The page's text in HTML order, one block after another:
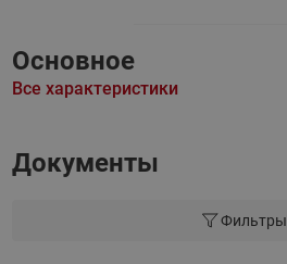
Основное
Все характеристики
Документы
Фильтры